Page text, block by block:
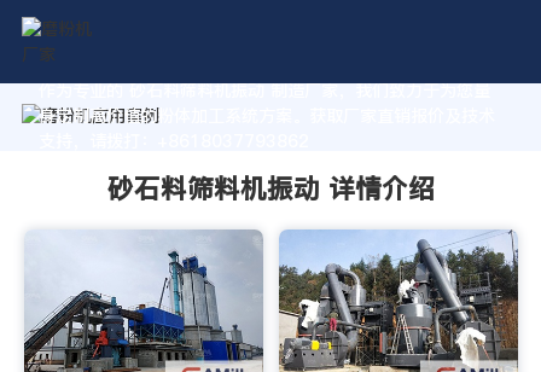
作为专业的 砂石料筛料机振动 制造厂家，我们致力于为您量
身定制高价值的粉体加工系统方案。获取厂家直销报价及技术
砂石料筛料机振动 详情介绍